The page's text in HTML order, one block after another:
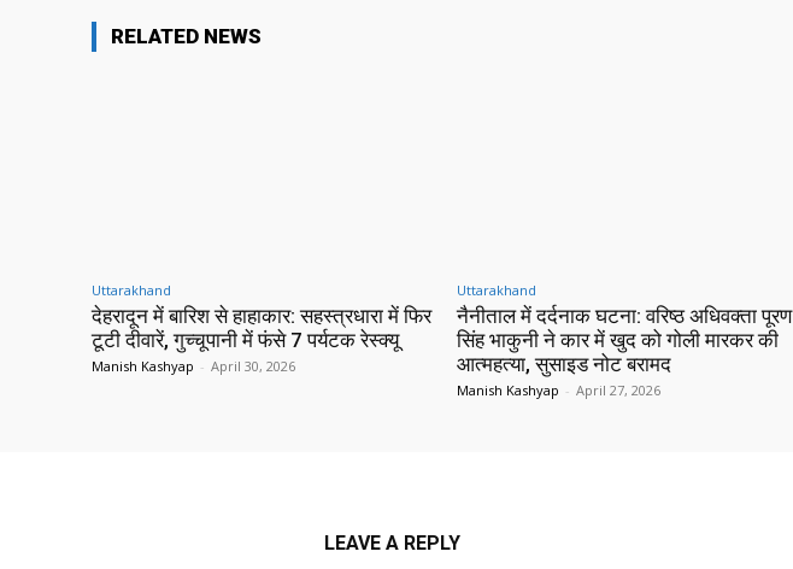
RELATED NEWS
Uttarakhand
देहरादून में बारिश से हाहाकार: सहस्त्रधारा में फिर
टूटी दीवारें, गुच्चूपानी में फंसे 7 पर्यटक रेस्क्यू
Manish Kashyap - April 30, 2026
Uttarakhand
नैनीताल में दर्दनाक घटना: वरिष्ठ अधिवक्ता पूरण
सिंह भाकुनी ने कार में खुद को गोली मारकर की
आत्महत्या, सुसाइड नोट बरामद
Manish Kashyap - April 27, 2026
LEAVE A REPLY